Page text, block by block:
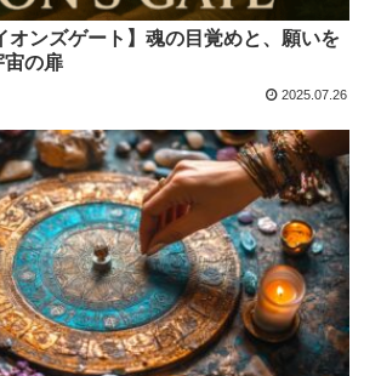
オンズゲート】魂の目覚めと、願いを
宙の扉
2025.07.26